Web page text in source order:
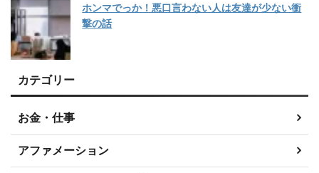
ホンマでっか！悪口言わない人は友達が少ない衝
撃の話
カテゴリー
お金・仕事
アファメーション